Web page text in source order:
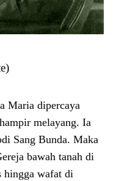
Maria dipercaya
melayang. Ia
Sang Bunda. Maka
bawah tanah di
hingga wafat di